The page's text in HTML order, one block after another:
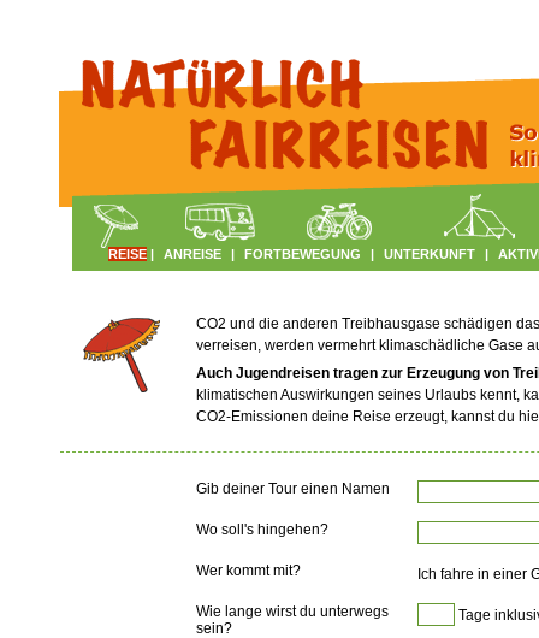
REISE | ANREISE | FORTBEWEGUNG | UNTERKUNFT |
CO2 und die anderen Treibhausgase schädigen
verreisen, werden vermehrt klimaschädliche Gase
Auch Jugendreisen tragen zur Erzeugung von
klimatischen Auswirkungen seines Urlaubs kennt,
CO2-Emissionen deine Reise erzeugt, kannst du
Gib deiner Tour einen Namen
Wo soll's hingehen?
Wer kommt mit? Ich fahre in einer
Wie lange wirst du unterwegs
sein?
Tage